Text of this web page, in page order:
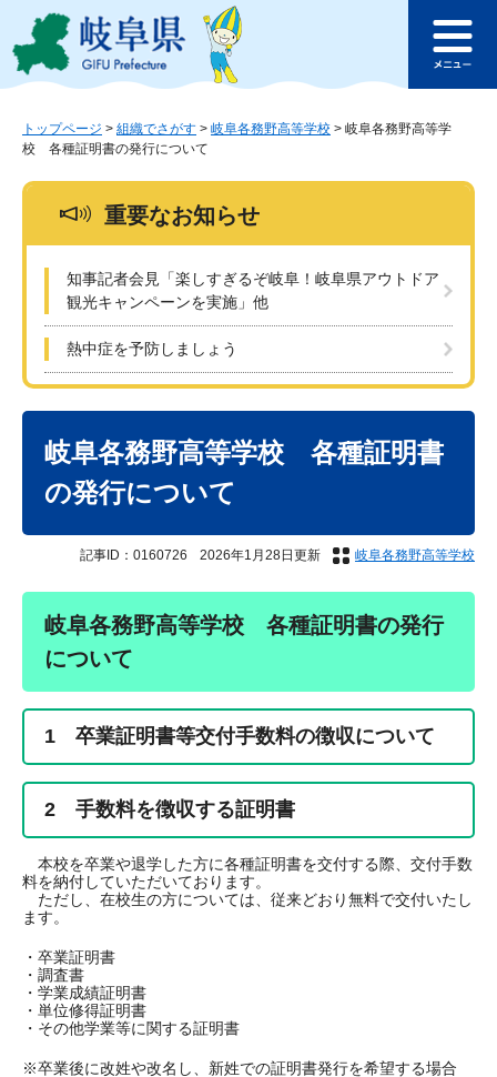
ジ
ュ
このページの本文へ
ュ
トップページ > 組織でさがす > 岐阜各務野高等学校 > 岐阜各務野高等学
校 各種証明書の発行について
重要なお知らせ
知事記者会見「楽しすぎるぞ岐阜！岐阜県アウトドア
観光キャンペーンを実施」他
熱中症を予防しましょう
岐阜各務野高等学校 各種証明書
の発行について
記事ID：0160726 2026年1月28日更新 岐阜各務野高等学校
岐阜各務野高等学校 各種証明書の発行
について
1 卒業証明書等交付手数料の徴収について
2 手数料を徴収する証明書
本校を卒業や退学した方に各種証明書を交付する際、交付手数
料を納付していただいております。
ただし、在校生の方については、従来どおり無料で交付いたし
ます。
・卒業証明書
・調査書
・学業成績証明書
・単位修得証明書
・その他学業等に関する証明書
※卒業後に改姓や改名し、新姓での証明書発行を希望する場合